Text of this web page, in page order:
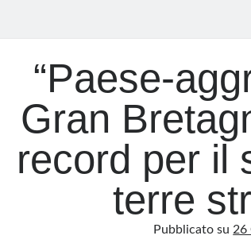
“Paese-
Gran
record per il
terre
Pubblicato su26